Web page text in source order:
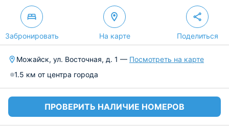
Забронировать На карте Поделиться
Можайск, ул. Восточная, д. 1 — Посмотреть на карте
1.5 км от центра города
ПРОВЕРИТЬ НАЛИЧИЕ НОМЕРОВ